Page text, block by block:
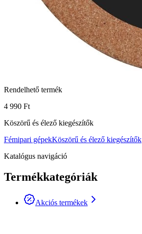
Rendelhető termék
4 990 Ft
Köszörű és élező kiegészítők
Fémipari gépekKöszörű és élező kiegészítők
Katalógus navigáció
Termékkategóriák
Akciós termékek